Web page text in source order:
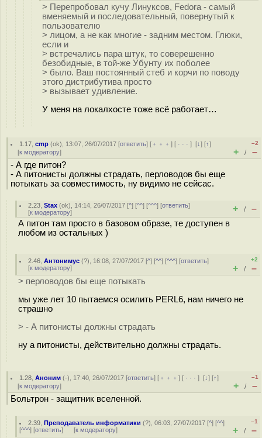
> Перепробовал кучу Линуксов, Fedora - самый
вменяемый и последовательный, повернутый к
пользователю
> лицом, а не как многие - задним местом. Глюки,
если и
> встречались пара штук, то соверешенно
безобидные, в той-же Убунту их поболее
> было. Ваш постоянный стеб и корчи по поводу
этого дистрибутива просто
> вызывает удивление.
У меня на локалхосте тоже всё работает…
1.17 ,cmp (ok), 13:07, 26/07/2017 [ответить] [ ﹢﹢﹢] [ · · ·][↓] [↑]
[к модератору]
–2
+ / –
- А где питон?
- А питонисты должны страдать, перловодов бы еще
потыкать за совместимость, ну видимо не сейсас.
2.23 ,Stax (ok), 14:14, 26/07/2017 [^] [^^] [^^^] [ответить]
[к модератору] + / –
А питон там просто в базовом образе, те доступен в
любом из остальных )
2.46 ,Антонимус (?), 16:08, 27/07/2017 [^] [^^] [^^^] [ответить]
[к модератору]
+2
+ / –
> перловодов бы еще потыкать
мы уже лет 10 пытаемся осилить PERL6, нам ничего не
страшно
> - А питонисты должны страдать
ну а питонисты, действительно должны страдать.
1.28 ,Аноним (-), 17:40, 26/07/2017 [ответить] [ ﹢﹢﹢] [ · · ·][↓] [↑]
[к модератору]
–1
+ / –
Больтрон - защитник вселенной.
2.39 ,Преподаватель информатики (?), 06:03, 27/07/2017 [^] [^^]
[^^^] [ответить] [к модератору]
–1
+ / –